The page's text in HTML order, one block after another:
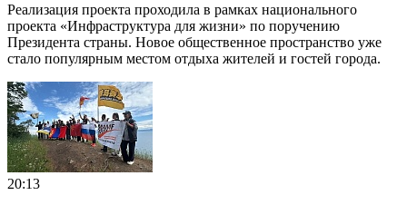
Реализация проекта проходила в рамках национального
проекта «Инфраструктура для жизни» по поручению
Президента страны. Новое общественное пространство уже
стало популярным местом отдыха жителей и гостей города.
20:13